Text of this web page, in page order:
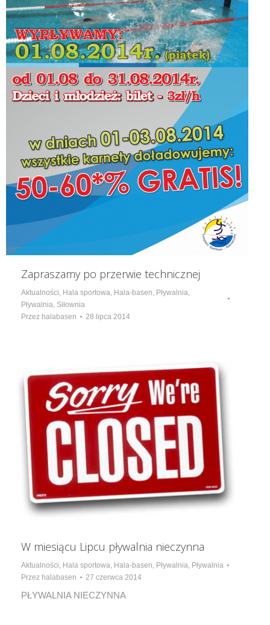
Zapraszamy po przerwie technicznej
Aktualności, Hala sportowa, Hala-basen, Pływalnia,
Pływalnia, Siłownia
Przez halabasen 28 lipca 2014
W miesiącu Lipcu pływalnia nieczynna
Aktualności, Hala sportowa, Hala-basen, Pływalnia, Pływalnia
Przez halabasen 27 czerwca 2014
PŁYWALNIA NIECZYNNA